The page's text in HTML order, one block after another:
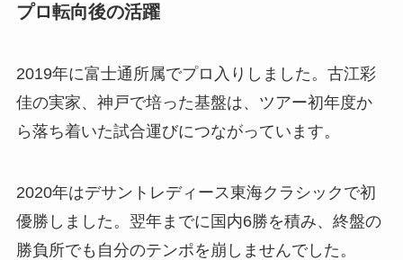
プロ転向後の活躍
2019年に富士通所属でプロ入りしました。古江彩
佳の実家、神戸で培った基盤は、ツアー初年度か
ら落ち着いた試合運びにつながっています。
2020年はデサントレディース東海クラシックで初
優勝しました。翌年までに国内6勝を積み、終盤の
勝負所でも自分のテンポを崩しませんでした。